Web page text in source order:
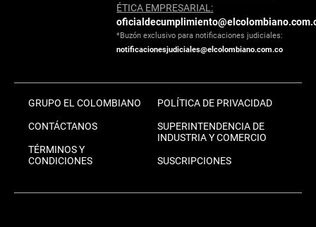
ÉTICA EMPRESARIAL:
*Buzón exclusivo para notificaciones judiciales:
notificacionesjudiciales@elcolombiano.com.co
GRUPO EL COLOMBIANO
CONTÁCTANOS
TÉRMINOS Y
CONDICIONES
POLÍTICA DE PRIVACIDAD
SUPERINTENDENCIA DE
INDUSTRIA Y COMERCIO
SUSCRIPCIONES